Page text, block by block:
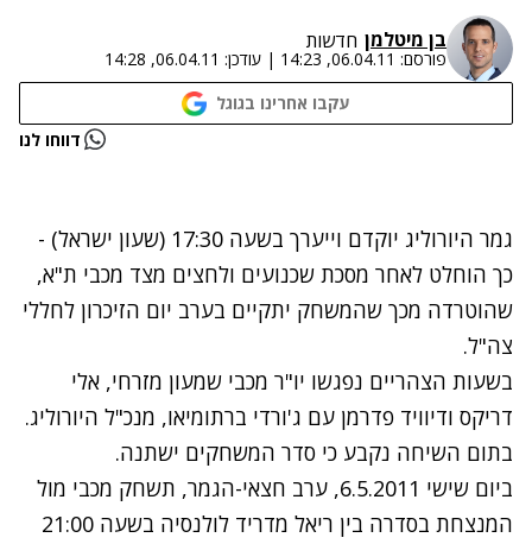
בן מיטלמן חדשות
פורסם: 06.04.11, 14:23
| עודכן: 06.04.11, 14:28
עקבו אחרינו בגוגל
נתקלנו בבעיה דווחו לנו
גמר היורוליג יוקדם וייערך בשעה 17:30 (שעון ישראל) -
כך הוחלט לאחר מסכת שכנועים ולחצים מצד מכבי ת"א,
שהוטרדה מכך שהמשחק יתקיים בערב יום הזיכרון לחללי
צה"ל.
בשעות הצהריים נפגשו יו"ר מכבי שמעון מזרחי, אלי
דריקס ודיוויד פדרמן עם ג'ורדי ברתומיאו, מנכ"ל היורוליג.
בתום השיחה נקבע כי סדר המשחקים ישתנה.
ביום שישי 6.5.2011, ערב חצאי-הגמר, תשחק מכבי מול
המנצחת בסדרה בין ריאל מדריד לולנסיה בשעה 21:00